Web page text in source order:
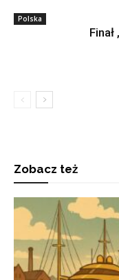
Polska
Zobacz też